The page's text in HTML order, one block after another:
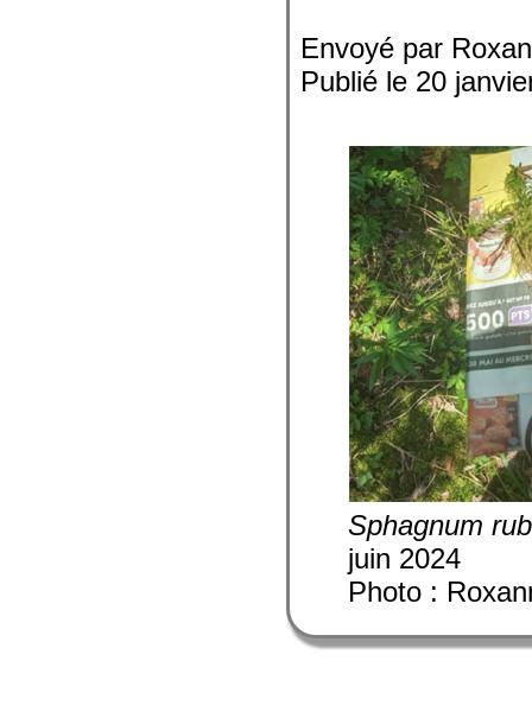
Envoyé par
Publié le 20
Sphagnum
juin 2024
Photo :